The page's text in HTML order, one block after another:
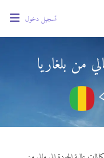
تسجيل دخول
من بلغاريا